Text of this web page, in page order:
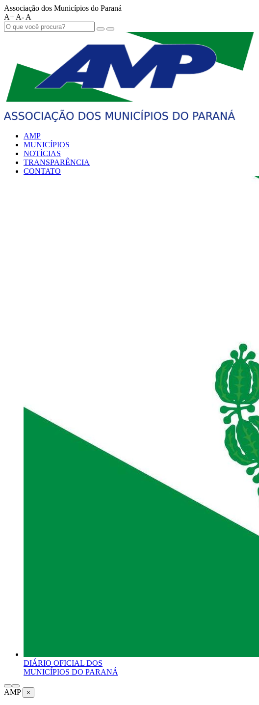
Associação dos Municípios do Paraná
A+ A- A
AMP
MUNICÍPIOS
NOTÍCIAS
TRANSPARÊNCIA
CONTATO
DIÁRIO OFICIAL DOS
MUNICÍPIOS DO PARANÁ
AMP ×